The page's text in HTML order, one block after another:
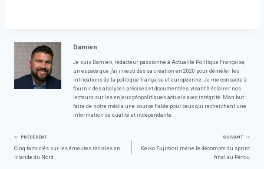
Damien
Je suis Damien, rédacteur passionné à Actualité Politique Française,
un espace que j'ai investi dès sa création en 2020 pour démêler les
intrications de la politique française et européenne. Je me consacre à
fournir des analyses précises et documentées, visant à éclairer nos
lecteurs sur les enjeux géopolitiques actuels avec intégrité. Mon but :
faire de notre média une source fiable pour ceux qui recherchent une
information de qualité et indépendante.
Navigation
PRÉCÉDENT
Cinq faits clés sur les émeutes raciales en
Irlande du Nord
SUIVANT
Keiko Fujimori mène le décompte du sprint
final au Pérou